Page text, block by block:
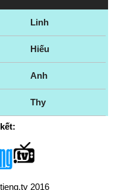
Linh
Hiếu
Anh
Thy
2016